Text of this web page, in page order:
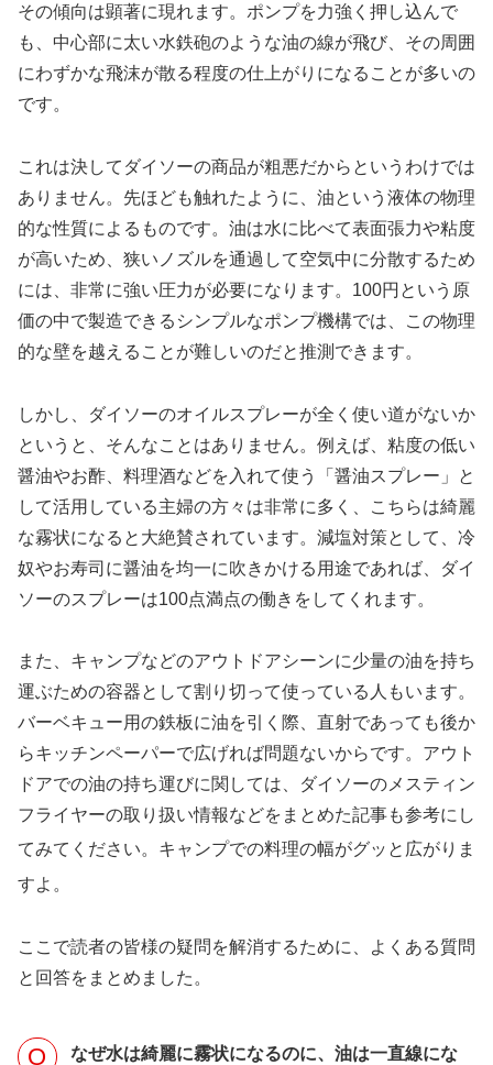
その傾向は顕著に現れます。ポンプを力強く押し込んで
も、中心部に太い水鉄砲のような油の線が飛び、その周囲
にわずかな飛沫が散る程度の仕上がりになることが多いの
です。
これは決してダイソーの商品が粗悪だからというわけでは
ありません。先ほども触れたように、油という液体の物理
的な性質によるものです。油は水に比べて表面張力や粘度
が高いため、狭いノズルを通過して空気中に分散するため
には、非常に強い圧力が必要になります。100円という原
価の中で製造できるシンプルなポンプ機構では、この物理
的な壁を越えることが難しいのだと推測できます。
しかし、ダイソーのオイルスプレーが全く使い道がないか
というと、そんなことはありません。例えば、粘度の低い
醤油やお酢、料理酒などを入れて使う「醤油スプレー」と
して活用している主婦の方々は非常に多く、こちらは綺麗
な霧状になると大絶賛されています。減塩対策として、冷
奴やお寿司に醤油を均一に吹きかける用途であれば、ダイ
ソーのスプレーは100点満点の働きをしてくれます。
また、キャンプなどのアウトドアシーンに少量の油を持ち
運ぶための容器として割り切って使っている人もいます。
バーベキュー用の鉄板に油を引く際、直射であっても後か
らキッチンペーパーで広げれば問題ないからです。アウト
ドアでの油の持ち運びに関しては、ダイソーのメスティン
フライヤーの取り扱い情報などをまとめた記事も参考にし
てみてください。キャンプでの料理の幅がグッと広がりま
すよ 。
ここで読者の皆様の疑問を解消するために、よくある質問
と回答をまとめました。
なぜ水は綺麗に霧状になるのに、油は一直線にな